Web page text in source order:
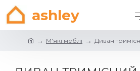
ashley
М'які меблі Диван